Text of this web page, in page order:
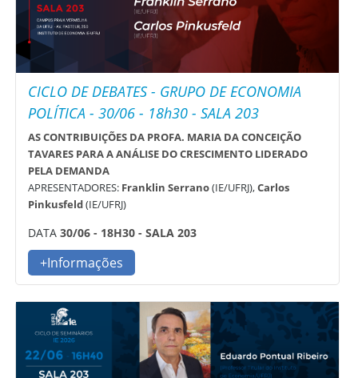
CICLO DE DEBATES - GRUPO DE ECONOMIA
POLÍTICA - 30/06 - 18h30 - SALA 203
AS CONTRIBUIÇÕES DA PROFA. MARIA DA CONCEIÇÃO
TAVARES PARA A ANÁLISE DO CRESCIMENTO LIDERADO
PELA DEMANDA
APRESENTADORES: Franklin Serrano(IE/UFRJ),Carlos
Pinkusfeld(IE/UFRJ)
DATA30/06 - 18H30 - SALA 203
+Informações